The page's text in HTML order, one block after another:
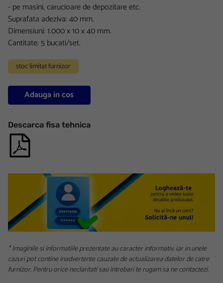
- pe masini, carucioare de depozitare etc.
Suprafata adeziva: 40 mm.
Dimensiuni: 1.000 x 10 x 40 mm.
Cantitate: 5 bucati/set.
stoc limitat furnizor
Adauga in cos
Descarca fisa tehnica
* Imaginile si informatiile prezentate au caracter informativ, iar in unele
cazuri pot contine inadvertente cauzate de actualizarea datelor de catre
furnizor. Pentru orice neclaritati sau intrebari te rugam sa ne contactezi.